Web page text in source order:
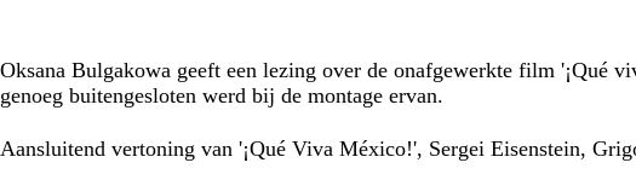
Oksana Bulgakowa geeft een lezing over de onafgewerkte film '¡Qué
genoeg buitengesloten werd bij de montage ervan.
Aansluitend vertoning van '¡Qué Viva México!', Sergei Eisenstein,